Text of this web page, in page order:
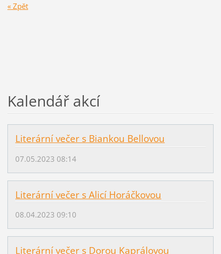
« Zpět
Kalendář akcí
Literární večer s Biankou Bellovou
07.05.2023 08:14
Literární večer s Alicí Horáčkovou
08.04.2023 09:10
Literární večer s Dorou Kaprálovou